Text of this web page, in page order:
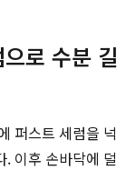
로 수분 길
퍼스트 세럼을 넉
이후 손바닥에 덜